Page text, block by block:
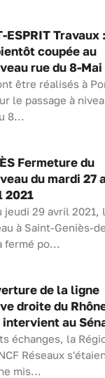
ESPRIT Travaux
coupée au
rue du 8-Mai
être réalisés à
le passage à
8...
Fermeture du
du mardi 27
2021
jeudi 29 avril 2021,
à Saint-Geniès-
fermé po...
de la ligne
droite du
intervient au
échanges, la
Réseaux
mis...